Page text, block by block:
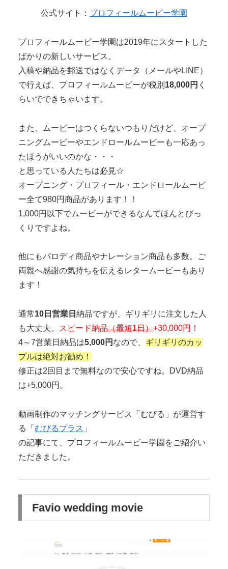
公式サイト： プロフィールムービー学園
プロフィールムービー学園は2019年にスタートした
ばかりの新しいサービス。
入稿や納品を郵送ではなくデータ（メールやLINE）
で行えば、プロフィールムービーが税別 18,000円 く
らいでできちゃいます。
また、ムービーはつくらないつもりだけど、オープ
ニングムービーやエンドロールムービーも一応あっ
たほうがいいのかな・・・
と思っている人たちは必見☆
オープニング・プロフィール・エンドロールムービ
ー全て980円商品があります！！
1,000円以下でムービーができるなんてほんとびっ
くりですよね。
他にもパロディ商品やナレーション商品 も多数。ご
両親へ感謝の気持ちを伝えるレタームービーもあり
ます！
通常10日営業日納品ですが、ギリギリに注文した人
も大丈夫。 スピード納品（最短1日）+30,000円！
4～7営業日納品は5,000円 なので、 ギリギリのカッ
プルは絶対お勧め！
修正は2回目まで無料なので安心ですね。DVD納品
は+5,000円。
動画制作のマッチングサービス「むびる」が運営す
る「むびるプラス 」
の記事にて、プロフィールムービー学園をご紹介い
ただきました。
Favio wedding movie